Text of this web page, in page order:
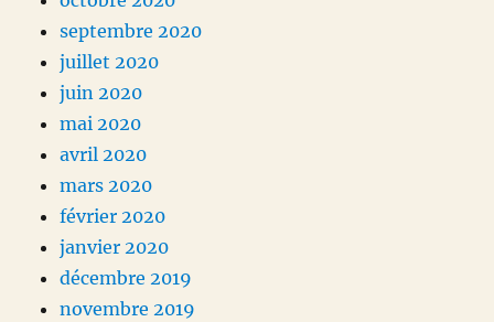
septembre 2020
juillet 2020
juin 2020
mai 2020
avril 2020
mars 2020
février 2020
janvier 2020
décembre 2019
novembre 2019